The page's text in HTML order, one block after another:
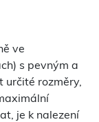
ve
s pevným a
určité rozměry,
je k nalezení